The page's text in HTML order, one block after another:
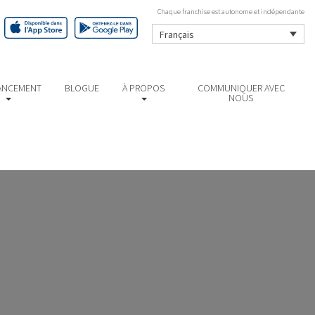
Chaque franchise est autonome et indépendante
Français
BLOGUE À PROPOS COMMUNIQUER AVEC
NOUS